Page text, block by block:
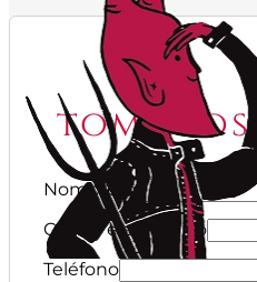
Nombre
Correo electrónico
Teléfono